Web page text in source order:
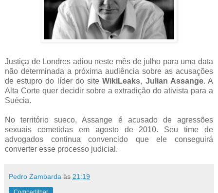
Justiça de Londres adiou neste mês de julho para uma data
não determinada a próxima audiência sobre as acusações
de estupro do líder do siteWikiLeaks, Julian Assange. A
Alta Corte quer decidir sobre a extradição do ativista para a
Suécia.
No território sueco, Assange é acusado de agressões
sexuais cometidas em agosto de 2010. Seu time de
advogados continua convencido que ele conseguirá
converter esse processo judicial.
Pedro Zambarda às 21:19